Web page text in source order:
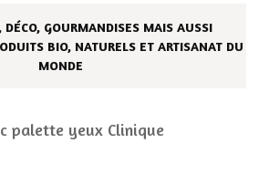
GOURMANDISES MAIS AUSSI
BIO, NATURELS ET ARTISANAT DU
MONDE